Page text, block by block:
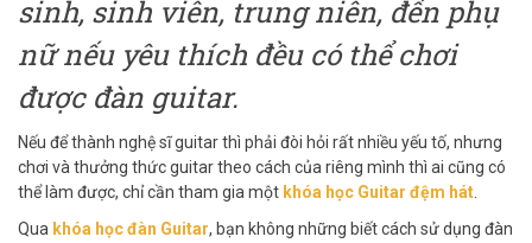
sinh, sinh viên, trung niên, đến phụ
nữ nếu yêu thích đều có thể chơi
được đàn guitar.
Nếu để thành nghệ sĩ guitar thì phải đòi hỏi rất nhiều yếu tố, nhưng
chơi và thưởng thức guitar theo cách của riêng mình thì ai cũng có
thể làm được, chỉ cần tham gia một khóa học Guitar đệm hát
Qua khóa học đàn Guitar, bạn không những biết cách sử dụng đàn